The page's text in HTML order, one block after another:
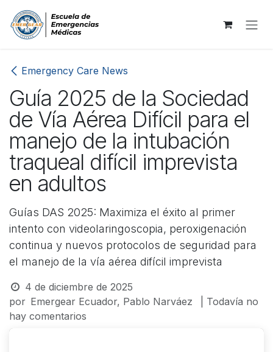
Ir al contenido
Emergency Care News
Guía 2025 de la Sociedad
de Vía Aérea Difícil para el
manejo de la intubación
traqueal difícil imprevista
en adultos
Guías DAS 2025: Maximiza el éxito al primer
intento con videolaringoscopia, peroxigenación
continua y nuevos protocolos de seguridad para
el manejo de la vía aérea difícil imprevista
4 de diciembre de 2025
por Emergear Ecuador, Pablo Narváez
| Todavía no
hay comentarios